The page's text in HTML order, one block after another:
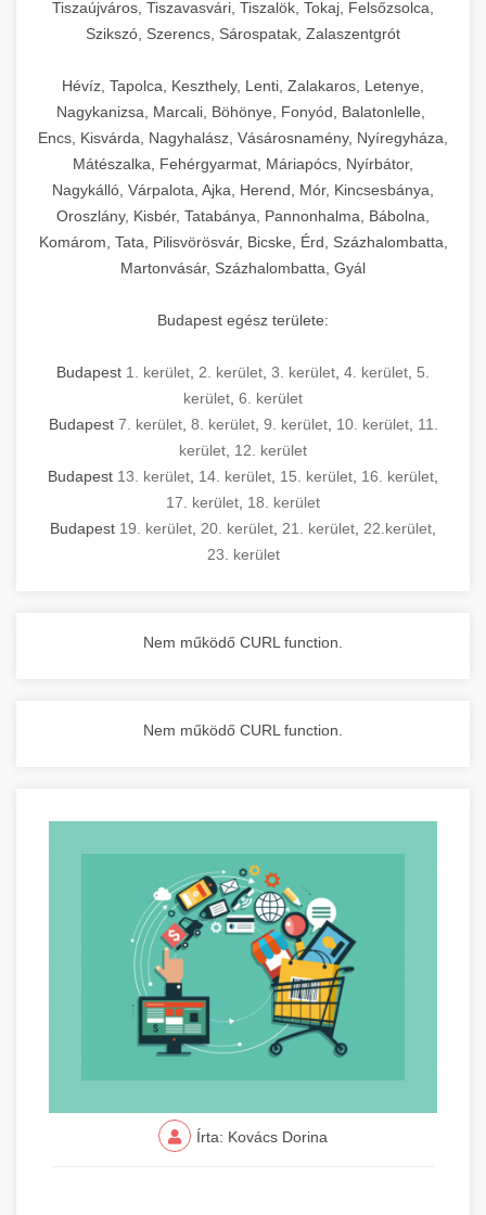
Tiszaújváros, Tiszavasvári, Tiszalök, Tokaj, Felsőzsolca,
Szikszó, Szerencs, Sárospatak, Zalaszentgrót
Hévíz, Tapolca, Keszthely, Lenti, Zalakaros, Letenye,
Nagykanizsa, Marcali, Böhönye, Fonyód, Balatonlelle,
Encs, Kisvárda, Nagyhalász, Vásárosnamény, Nyíregyháza,
Mátészalka, Fehérgyarmat, Máriapócs, Nyírbátor,
Nagykálló, Várpalota, Ajka, Herend, Mór, Kincsesbánya,
Oroszlány, Kisbér, Tatabánya, Pannonhalma, Bábolna,
Komárom, Tata, Pilisvörösvár, Bicske, Érd, Százhalombatta,
Martonvásár, Százhalombatta, Gyál
Budapest egész területe:
Budapest 1. kerület 2. kerület 3. kerület 4. kerület 5.
kerület 6. kerület
Budapest 7. kerület, 8. kerület, 9. kerület, 10. kerület, 11.
kerület 12. kerület
Budapest 13. kerület 14. kerület 15. kerület 16. kerület
17. kerület 18. kerület
Budapest 19. kerület 20. kerület 21. kerület 22.kerület
23. kerület
Nem működő CURL function.
Nem működő CURL function.
Írta: Kovács Dorina